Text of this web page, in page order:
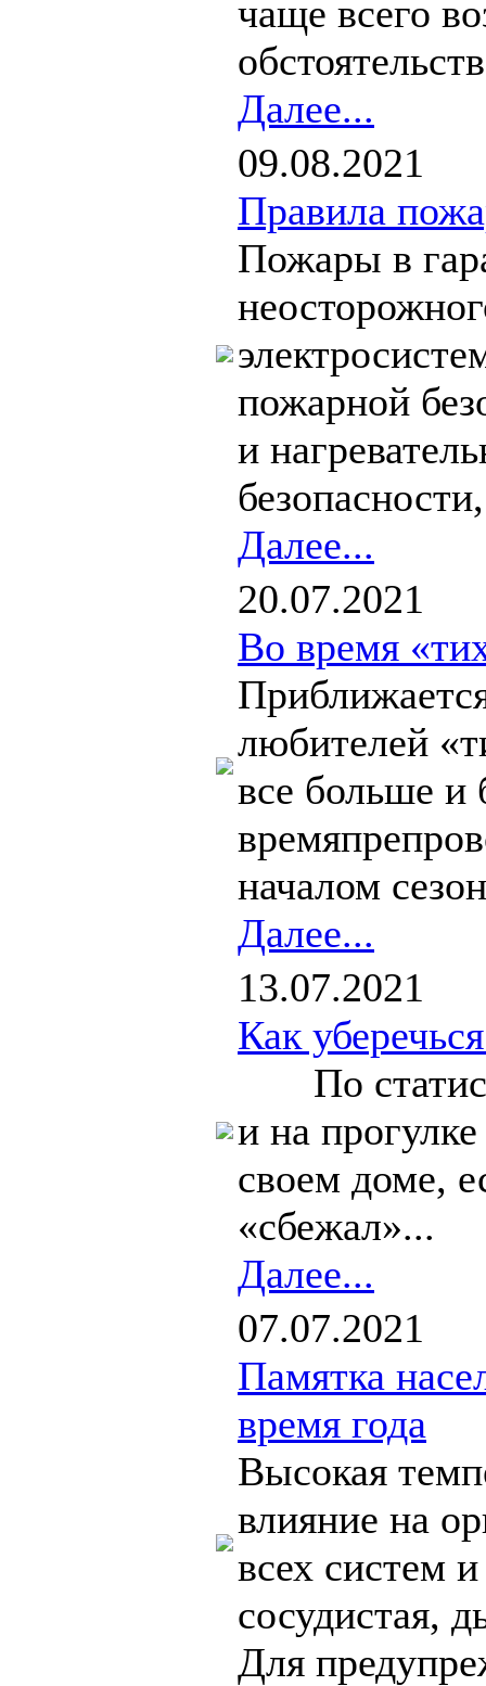
чаще всего
Далее...
09.08.2021
Правила
Пожары в
пожарной
и
Далее...
20.07.2021
Во время
любителей
все больше и
началом
Далее...
13.07.2021
Как
По
и на
своем доме,
«сбежал»...
Далее...
07.07.2021
Памятка
время года
Высокая
влияние на
всех систем
сосудистая,
Для